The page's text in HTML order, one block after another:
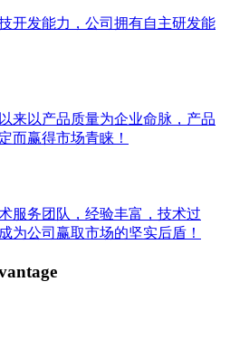
开发能力，公司拥有自主研发能
来以产品质量为企业命脉，产品
而赢得市场青睐！
服务团队，经验丰富，技术过
为公司赢取市场的坚实后盾！